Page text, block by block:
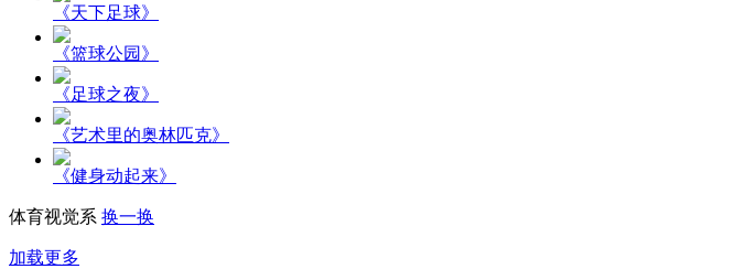
《天下足球》
《篮球公园》
《足球之夜》
《艺术里的奥林匹克》
《健身动起来》
体育视觉系 换一换
加载更多